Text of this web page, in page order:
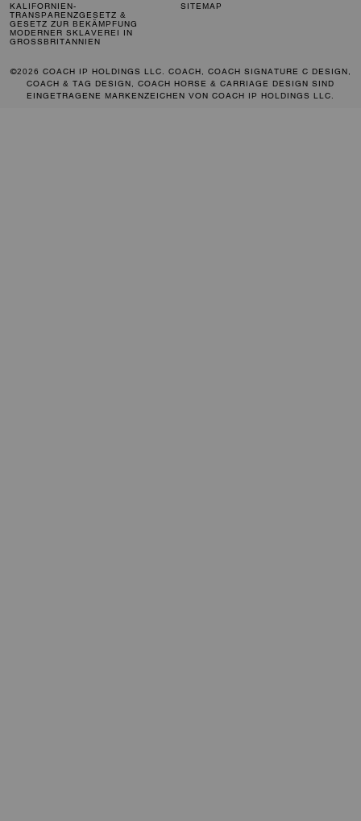
KALIFORNIEN-
TRANSPARENZGESETZ &
GESETZ ZUR BEKÄMPFUNG
MODERNER SKLAVEREI IN
GROSSBRITANNIEN
SITEMAP
©2026 COACH IP HOLDINGS LLC. COACH, COACH SIGNATURE C DESIGN,
COACH & TAG DESIGN, COACH HORSE & CARRIAGE DESIGN SIND
EINGETRAGENE MARKENZEICHEN VON COACH IP HOLDINGS LLC.